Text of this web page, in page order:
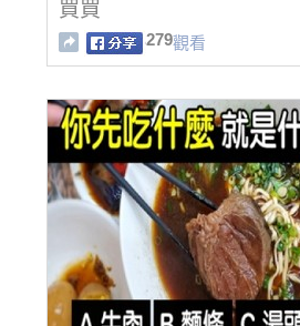
買買
279觀看